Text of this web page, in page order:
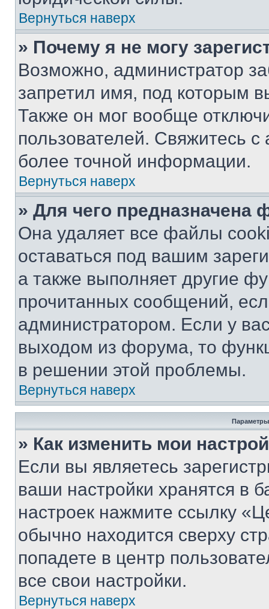
Вернуться наверх
» Почему я не могу
Возможно, администратор
запретил имя, под которым
Также он мог вообще
пользователей. Свяжитесь
более точной информации.
Вернуться наверх
» Для чего предназначена
Она удаляет все файлы
оставаться под вашим
а также выполняет другие
прочитанных сообщений,
администратором. Если у
выходом из форума, то
в решении этой проблемы.
Вернуться наверх
Параметры
» Как изменить мои
Если вы являетесь
ваши настройки хранятся в
настроек нажмите ссылку
обычно находится сверху
попадете в центр
все свои настройки.
Вернуться наверх